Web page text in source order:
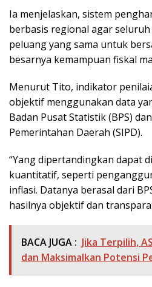
Ia menjelaskan, sistem
berbasis regional agar
peluang yang sama untuk
besarnya kemampuan fiskal
Menurut Tito, indikator
objektif menggunakan data
Badan Pusat Statistik (BPS)
Pemerintahan Daerah (SIPD).
“Yang dipertandingkan dapat
kuantitatif, seperti
inflasi. Datanya berasal dari
hasilnya objektif dan
BACA JUGA : Jika Terpilih,
dan Maksimalkan Potensi